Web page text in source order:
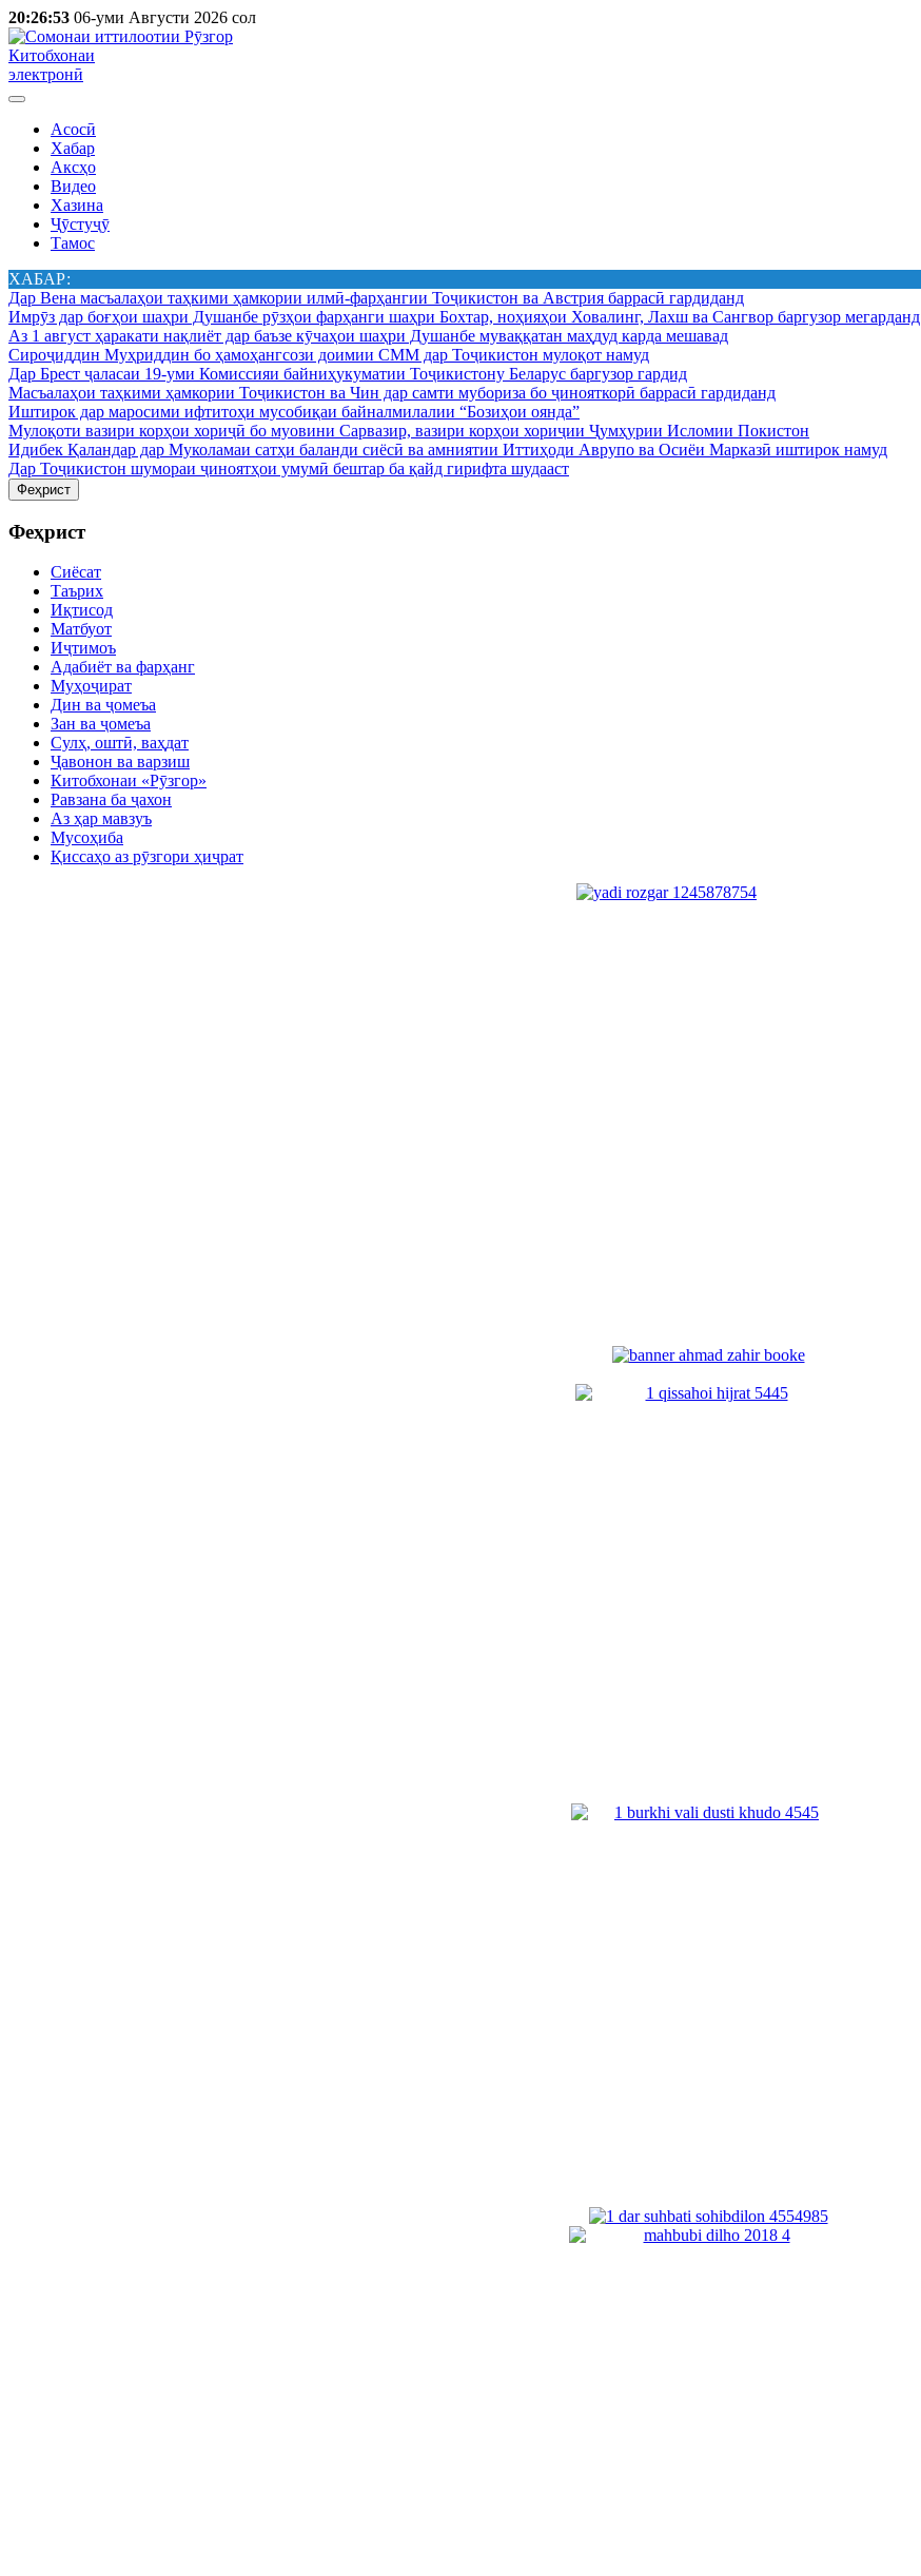
20:26:53 06-уми Августи 2026 сол
Китобхонаи
электронӣ
Асосӣ
Хабар
Аксҳо
Видео
Хазина
Ҷӯстуҷӯ
Тамос
ХАБАР:
Дар Вена масъалаҳои таҳкими ҳамкории илмӣ-фарҳангии Тоҷикистон ва Австрия баррасӣ гардиданд
Имрӯз дар боғҳои шаҳри Душанбе рӯзҳои фарҳанги шаҳри Бохтар, ноҳияҳои Ховалинг, Лахш ва Сангвор баргузор мегарданд
Аз 1 август ҳаракати нақлиёт дар баъзе кӯчаҳои шаҳри Душанбе муваққатан маҳдуд карда мешавад
Сироҷиддин Муҳриддин бо ҳамоҳангсози доимии СММ дар Тоҷикистон мулоқот намуд
Дар Брест ҷаласаи 19-уми Комиссияи байниҳукуматии Тоҷикистону Беларус баргузор гардид
Масъалаҳои таҳкими ҳамкории Тоҷикистон ва Чин дар самти мубориза бо ҷинояткорӣ баррасӣ гардиданд
Иштирок дар маросими ифтитоҳи мусобиқаи байналмилалии “Бозиҳои оянда”
Мулоқоти вазири корҳои хориҷӣ бо муовини Сарвазир, вазири корҳои хориҷии Ҷумҳурии Исломии Покистон
Идибек Қаландар дар Муколамаи сатҳи баланди сиёсӣ ва амниятии Иттиҳоди Аврупо ва Осиёи Марказӣ иштирок намуд
Дар Тоҷикистон шумораи ҷиноятҳои умумӣ бештар ба қайд гирифта шудааст
Феҳрист
Феҳрист
Сиёсат
Таърих
Иқтисод
Матбуот
Иҷтимоъ
Адабиёт ва фарҳанг
Муҳоҷират
Дин ва ҷомеъа
Зан ва ҷомеъа
Сулҳ, оштӣ, ваҳдат
Ҷавонон ва варзиш
Китобхонаи «Рӯзгор»
Равзана ба ҷахон
Аз ҳар мавзуъ
Мусоҳиба
Қиссаҳо аз рӯзгори ҳиҷрат